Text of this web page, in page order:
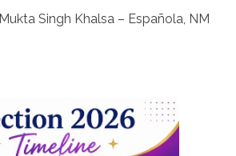
Singh Khalsa – Española, NM